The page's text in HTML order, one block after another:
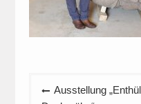
Ausstellung